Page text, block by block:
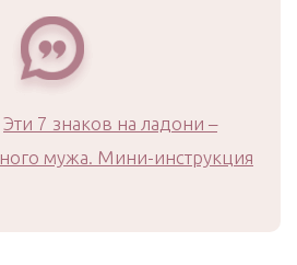
Эти 7 знаков на ладони –
мужа. Мини-инструкция